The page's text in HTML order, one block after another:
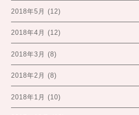
2018年5月 (12)
2018年4月 (12)
2018年3月 (8)
2018年2月 (8)
2018年1月 (10)